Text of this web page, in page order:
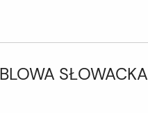
SŁOWACKA